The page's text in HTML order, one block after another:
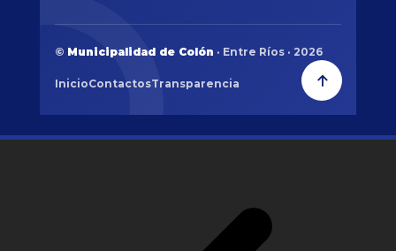
© Municipalidad de Colón · Entre Ríos · 2026
InicioContactosTransparencia